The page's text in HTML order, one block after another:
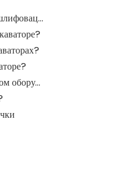
Какова функция шлифовальных рулонов в мельнице шлифовации?
Где крупные подшипники применяются в механическом оборудовании?